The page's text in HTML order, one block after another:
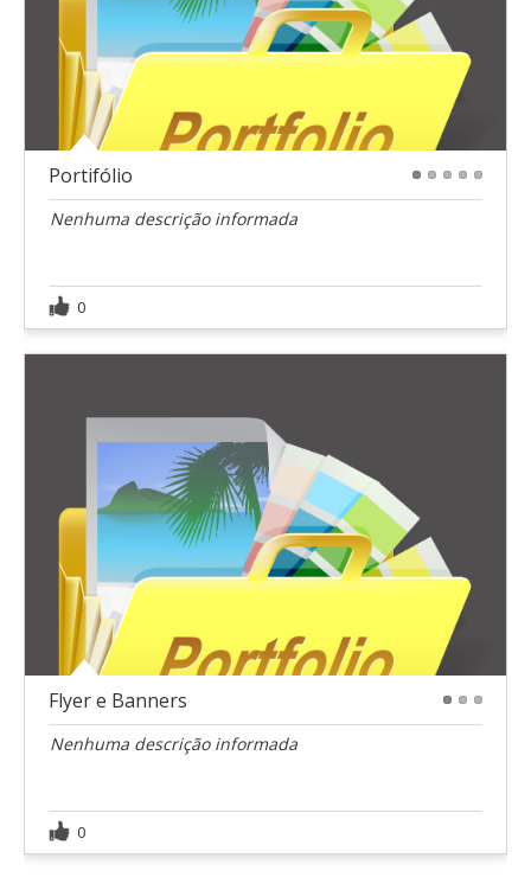
Portifólio
Nenhuma descrição informada
0
Flyer e Banners
Nenhuma descrição informada
0